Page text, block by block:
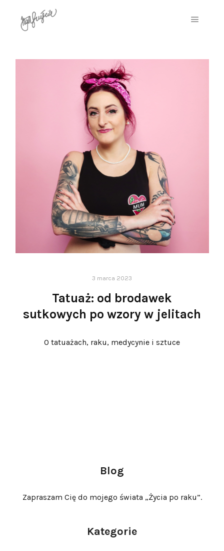
3 marca 2023
Tatuaż: od brodawek
sutkowych po wzory w jelitach
O tatuażach, raku, medycynie i sztuce
Blog
Zapraszam Cię do mojego świata „Życia po raku”.
Kategorie